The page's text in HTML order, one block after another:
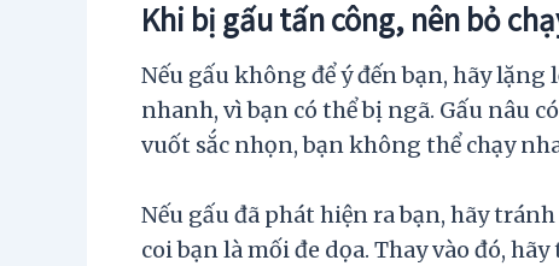
Khi bị gấu tấn công, nên bỏ
Nếu gấu không để ý đến bạn, hãy
nhanh, vì bạn có thể bị ngã. Gấu nâu
vuốt sắc nhọn, bạn không thể chạy
Nếu gấu đã phát hiện ra bạn, hãy
coi bạn là mối đe dọa. Thay vào đó,